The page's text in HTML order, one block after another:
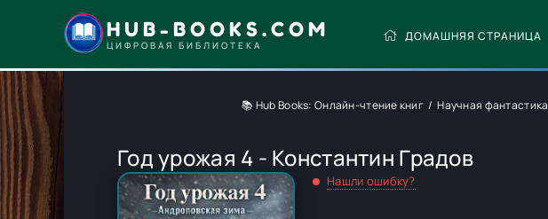
HUB-BOOKS.COM
ЦИФРОВАЯ БИБЛИОТЕКА
ДОМАШНЯЯ СТРАНИЦА
📚 Hub Books: Онлайн-чтение книг Научная фантастика
Год урожая 4 - Константин Градов
Нашли ошибку?